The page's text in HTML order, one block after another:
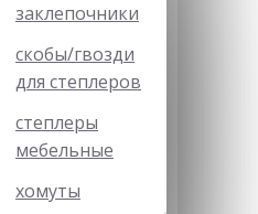
заклепочники
скобы/гвозди
для степлеров
степлеры
мебельные
хомуты